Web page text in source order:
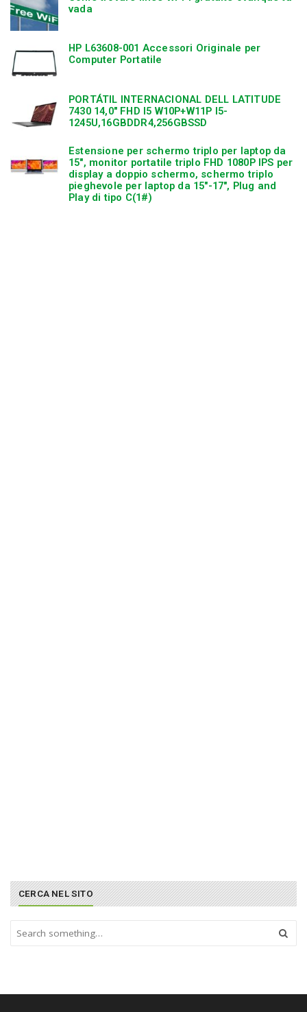
vada
HP L63608-001 Accessori Originale per
Computer Portatile
PORTÁTIL INTERNACIONAL DELL LATITUDE
7430 14,0″ FHD I5 W10P+W11P I5-
1245U,16GBDDR4,256GBSSD
Estensione per schermo triplo per laptop da
15″, monitor portatile triplo FHD 1080P IPS per
display a doppio schermo, schermo triplo
pieghevole per laptop da 15″-17″, Plug and
Play di tipo C(1#)
CERCA NEL SITO
h